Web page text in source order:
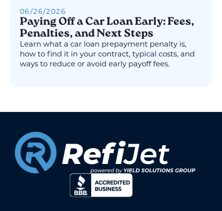
06 /26/2026
Paying Off a Car Loan Early: Fees,
Penalties, and Next Steps
Learn what a car loan prepayment penalty is,
how to find it in your contract, typical costs, and
ways to reduce or avoid early payoff fees.